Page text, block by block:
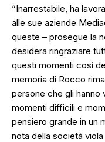
“Inarrestabile, ha
alle sue aziende
queste – prosegue la
desidera ringraziare
questi momenti così
memoria di Rocco
persone che gli hanno
momenti difficili e
pensiero grande in un
nota della società viola